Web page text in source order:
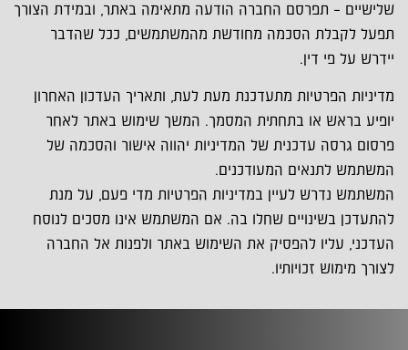
שלישיים – תפרסם החברה הודעה מתאימה באתר, ובמידת הצורך
תפעל לקבלת הסכמה מחודשת מהמשתמשים, ככל שהדבר
יידרש על פי דין.
מדיניות הפרטיות מתעדכנת מעת לעת, ותאריך העדכון האחרון
יופיע בראש או בתחתית המסמך. המשך שימוש באתר לאחר
פרסום גרסה עדכנית של המדיניות יהווה אישור והסכמה של
המשתמש לתנאים המעודכנים.
המשתמש נדרש לעיין במדיניות הפרטיות מדי פעם, על מנת
להתעדכן בשינויים שחלו בה. אם המשתמש אינו מסכים לנוסח
העדכני, עליו להפסיק את השימוש באתר ולפנות אל החברה
לצורך מימוש זכויותיו.